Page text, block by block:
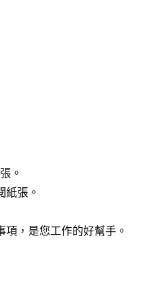
。
紙張。
，是您工作的好幫手。